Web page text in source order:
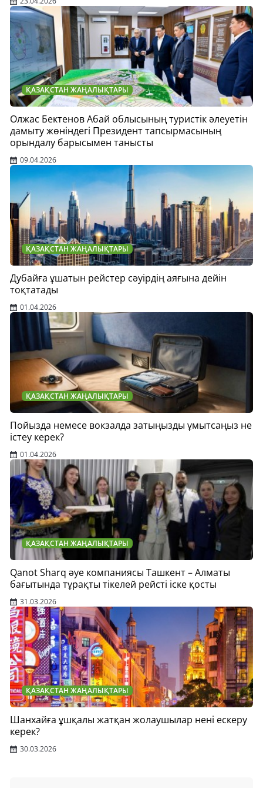
ҚАЗАҚСТАН ЖАҢАЛЫҚТАРЫ
Олжас Бектенов Абай облысының туристік әлеуетін
дамыту жөніндегі Президент тапсырмасының
орындалу барысымен танысты
09.04.2026
ҚАЗАҚСТАН ЖАҢАЛЫҚТАРЫ
Дубайға ұшатын рейстер сәуірдің аяғына дейін
тоқтатады
01.04.2026
ҚАЗАҚСТАН ЖАҢАЛЫҚТАРЫ
Пойызда немесе вокзалда затыңызды ұмытсаңыз не
істеу керек?
01.04.2026
ҚАЗАҚСТАН ЖАҢАЛЫҚТАРЫ
Qanot Sharq әуе компаниясы Ташкент – Алматы
бағытында тұрақты тікелей рейсті іске қосты
31.03.2026
ҚАЗАҚСТАН ЖАҢАЛЫҚТАРЫ
Шанхайға ұшқалы жатқан жолаушылар нені ескеру
керек?
30.03.2026